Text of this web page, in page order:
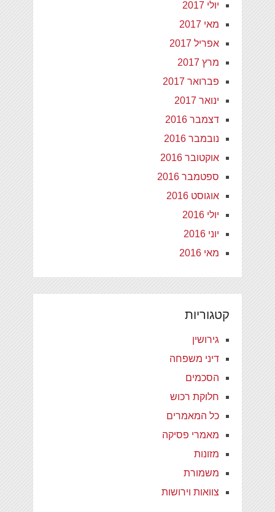
יולי 2017
מאי 2017
אפריל 2017
מרץ 2017
פברואר 2017
ינואר 2017
דצמבר 2016
נובמבר 2016
אוקטובר 2016
ספטמבר 2016
אוגוסט 2016
יולי 2016
יוני 2016
מאי 2016
קטגוריות
גירושין
דיני משפחה
הסכמים
חלוקת רכוש
כל המאמרים
מאמרי פסיקה
מזונות
משמורת
צוואות וירושות